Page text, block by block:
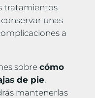
tratamientos
unas
a
sobrecómo
de pie,
mantenerlas